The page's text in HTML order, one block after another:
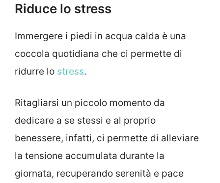
Riduce lo stress
Immergere i piedi in acqua calda è una
coccola quotidiana che ci permette di
ridurre lo stress.
Ritagliarsi un piccolo momento da
dedicare a se stessi e al proprio
benessere, infatti, ci permette di alleviare
la tensione accumulata durante la
giornata, recuperando serenità e pace